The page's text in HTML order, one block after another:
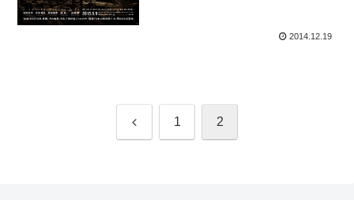
2014.12.19
前 1 2